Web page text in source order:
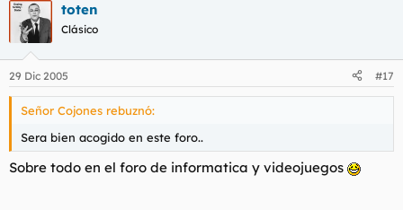
toten
Clásico
29 Dic 2005 #17
Señor Cojones rebuznó:
Sera bien acogido en este foro..
Sobre todo en el foro de informatica y videojuegos